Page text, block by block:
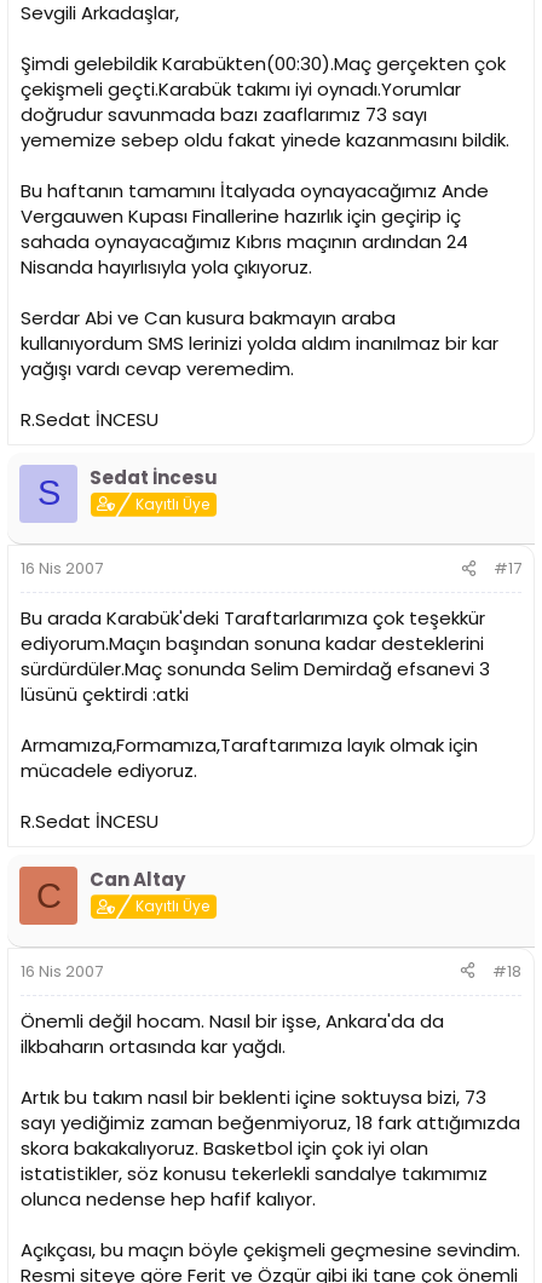
Sevgili Arkadaşlar,
Şimdi gelebildik Karabükten(00:30).Maç gerçekten çok
çekişmeli geçti.Karabük takımı iyi oynadı.Yorumlar
doğrudur savunmada bazı zaaflarımız 73 sayı
yememize sebep oldu fakat yinede kazanmasını bildik.
Bu haftanın tamamını İtalyada oynayacağımız Ande
Vergauwen Kupası Finallerine hazırlık için geçirip iç
sahada oynayacağımız Kıbrıs maçının ardından 24
Nisanda hayırlısıyla yola çıkıyoruz.
Serdar Abi ve Can kusura bakmayın araba
kullanıyordum SMS lerinizi yolda aldım inanılmaz bir kar
yağışı vardı cevap veremedim.
R.Sedat İNCESU
S Sedat İncesu
Kayıtlı Üye
16 Nis 2007 #17
Bu arada Karabük'deki Taraftarlarımıza çok teşekkür
ediyorum.Maçın başından sonuna kadar desteklerini
sürdürdüler.Maç sonunda Selim Demirdağ efsanevi 3
lüsünü çektirdi :atki
Armamıza,Formamıza,Taraftarımıza layık olmak için
mücadele ediyoruz.
R.Sedat İNCESU
C Can Altay
Kayıtlı Üye
16 Nis 2007 #18
Önemli değil hocam. Nasıl bir işse, Ankara'da da
ilkbaharın ortasında kar yağdı.
Artık bu takım nasıl bir beklenti içine soktuysa bizi, 73
sayı yediğimiz zaman beğenmiyoruz, 18 fark attığımızda
skora bakakalıyoruz. Basketbol için çok iyi olan
istatistikler, söz konusu tekerlekli sandalye takımımız
olunca nedense hep hafif kalıyor.
Açıkçası, bu maçın böyle çekişmeli geçmesine sevindim.
Resmi siteye göre Ferit ve Özgür gibi iki tane çok önemli